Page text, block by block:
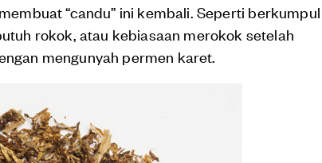
“candu” ini kembali. Seperti berkumpul
rokok, atau kebiasaan merokok setelah
mengunyah permen karet.